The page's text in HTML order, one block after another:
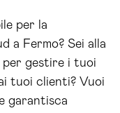
per la
a Fermo? Sei alla
per gestire i tuoi
tuoi clienti? Vuoi
garantisca